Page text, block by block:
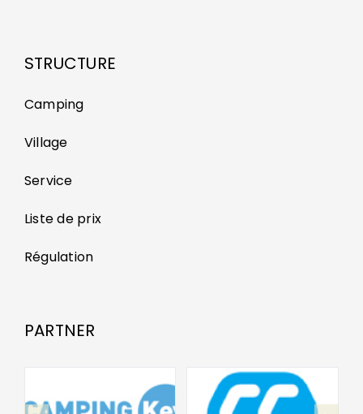
STRUCTURE
Camping
Village
Service
Liste de prix
Régulation
PARTNER